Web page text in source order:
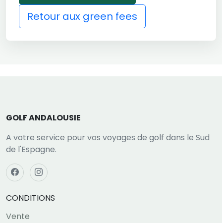
Retour aux green fees
GOLF ANDALOUSIE
A votre service pour vos voyages de golf dans le Sud
de l'Espagne.
CONDITIONS
Vente